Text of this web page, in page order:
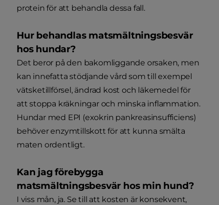
protein för att behandla dessa fall.
Hur behandlas matsmältningsbesvär
hos hundar?
Det beror på den bakomliggande orsaken, men
kan innefatta stödjande vård som till exempel
vätsketillförsel, ändrad kost och läkemedel för
att stoppa kräkningar och minska inflammation.
Hundar med EPI (exokrin pankreasinsufficiens)
behöver enzymtillskott för att kunna smälta
maten ordentligt.
Kan jag förebygga
matsmältningsbesvär hos min hund?
I viss mån, ja. Se till att kosten är konsekvent,